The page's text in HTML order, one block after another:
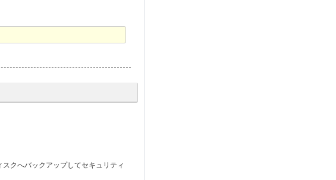
クへバックアップしてセキュリティ